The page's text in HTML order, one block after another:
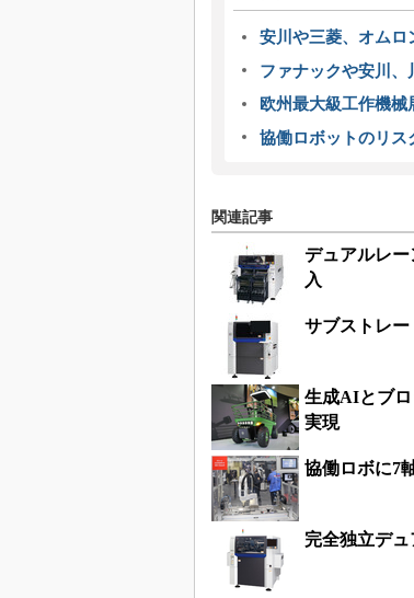
安川や三菱、オムロ
ファナックや安川、
欧州最大級工作機
協働ロボットのリス
関連記事
デュアルレ
入
サブストレ
生成AIとブ
実現
協働ロボに7
完全独立デ